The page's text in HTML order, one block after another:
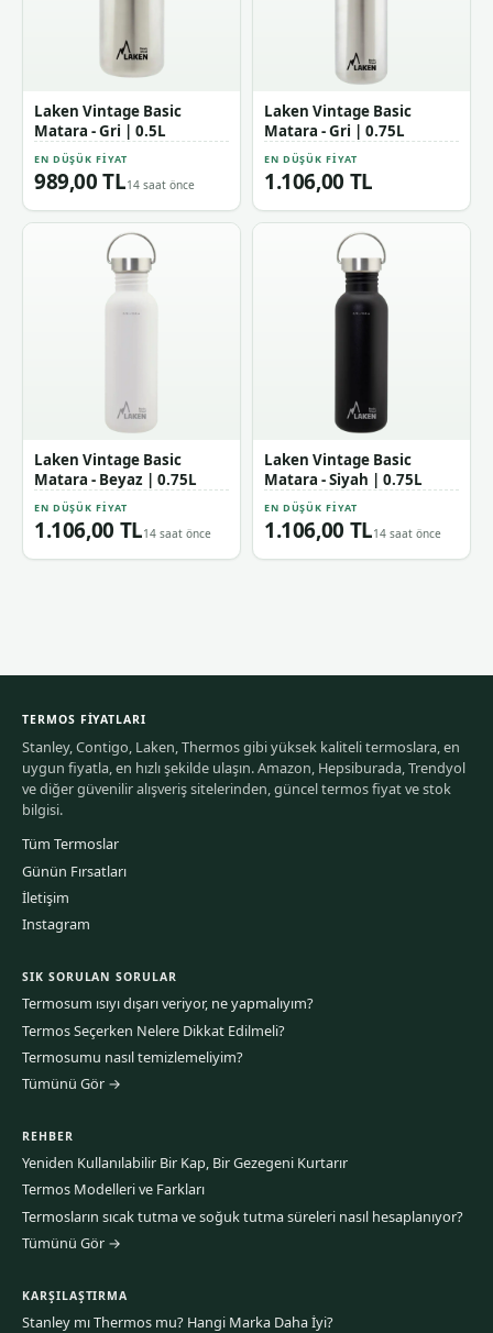
Laken Vintage Basic
Matara - Gri | 0.5L
EN DÜŞÜK FIYAT
989,00 TL14 saat önce
Laken Vintage Basic
Matara - Gri | 0.75L
EN DÜŞÜK FIYAT
1.106,00 TL
Laken Vintage Basic
Matara - Beyaz | 0.75L
EN DÜŞÜK FIYAT
1.106,00 TL14 saat önce
Laken Vintage Basic
Matara - Siyah | 0.75L
EN DÜŞÜK FIYAT
1.106,00 TL14 saat önce
TERMOS FIYATLARI
Stanley, Contigo, Laken, Thermos gibi yüksek kaliteli termoslara, en
uygun fiyatla, en hızlı şekilde ulaşın. Amazon, Hepsiburada, Trendyol
ve diğer güvenilir alışveriş sitelerinden, güncel termos fiyat ve stok
bilgisi.
Tüm Termoslar
Günün Fırsatları
İletişim
Instagram
SIK SORULAN SORULAR
Termosum ısıyı dışarı veriyor, ne yapmalıyım?
Termos Seçerken Nelere Dikkat Edilmeli?
Termosumu nasıl temizlemeliyim?
Tümünü Gör →
REHBER
Yeniden Kullanılabilir Bir Kap, Bir Gezegeni Kurtarır
Termos Modelleri ve Farkları
Termosların sıcak tutma ve soğuk tutma süreleri nasıl hesaplanıyor?
Tümünü Gör →
KARŞILAŞTIRMA
Stanley mı Thermos mu? Hangi Marka Daha İyi?